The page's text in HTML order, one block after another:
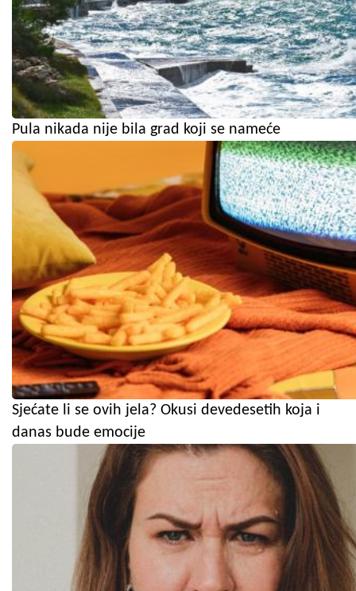
Pula nikada nije bila grad koji se nameće
Sjećate li se ovih jela? Okusi devedesetih koja i
danas bude emocije